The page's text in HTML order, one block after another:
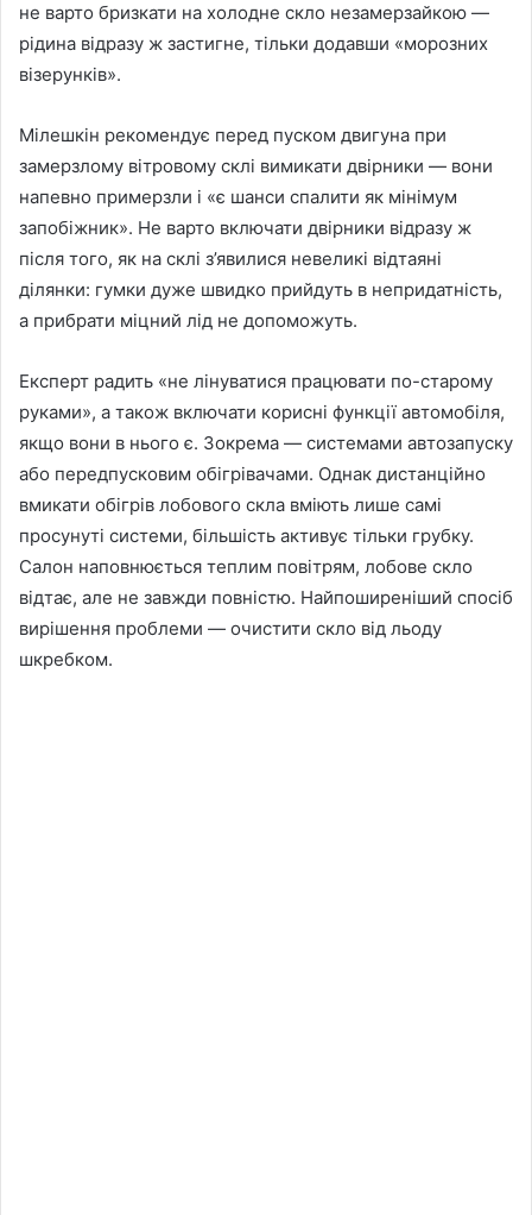
не варто бризкати на холодне скло незамерзайкою —
рідина відразу ж застигне, тільки додавши «морозних
візерунків».
Мілешкін рекомендує перед пуском двигуна при
замерзлому вітровому склі вимикати двірники — вони
напевно примерзли і «є шанси спалити як мінімум
запобіжник». Не варто включати двірники відразу ж
після того, як на склі з’явилися невеликі відтаяні
ділянки: гумки дуже швидко прийдуть в непридатність,
а прибрати міцний лід не допоможуть.
Експерт радить «не лінуватися працювати по-старому
руками», а також включати корисні функції автомобіля,
якщо вони в нього є. Зокрема — системами автозапуску
або передпусковим обігрівачами. Однак дистанційно
вмикати обігрів лобового скла вміють лише самі
просунуті системи, більшість активує тільки грубку.
Салон наповнюється теплим повітрям, лобове скло
відтає, але не завжди повністю. Найпоширеніший спосіб
вирішення проблеми — очистити скло від льоду
шкребком.